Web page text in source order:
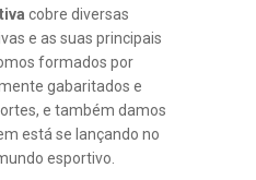
cobre diversas
e as suas principais
formados por
gabaritados e
e também damos
está se lançando no
esportivo.